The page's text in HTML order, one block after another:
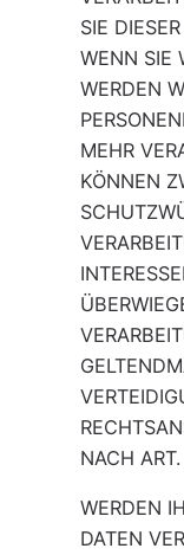
SIE
WENN SIE
WERDEN
MEHR
KÖNNEN
NACH
WERDEN
DATEN